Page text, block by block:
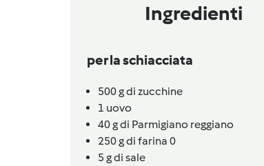
Ingredienti
per la schiacciata
500gdi zucchine
1 uovo
40gdi Parmigiano reggiano
250gdi farina 0
5 gdi sale